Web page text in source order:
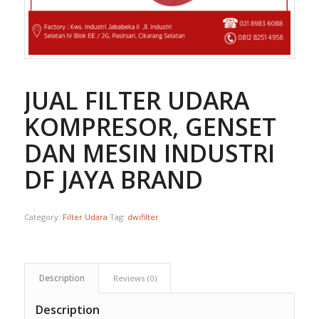
JUAL FILTER UDARA
KOMPRESOR, GENSET
DAN MESIN INDUSTRI
DF JAYA BRAND
Category: Filter Udara Tag: dwifilter
Description Reviews (0)
Description